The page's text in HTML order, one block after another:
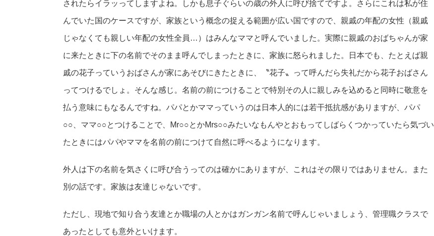
されたらイラッってしますよね。しかも息子ぐらいの歳の外人に呼び捨てですよ。さらにこれは私が住
んでいた国のケースですが、家族という概念の捉える範囲が広い国ですので、親戚の年配の女性（親戚
じゃなくても親しい年配の女性全員…）はみんなママと呼んでいました。実際に親戚のおばちゃんが家
に来たときに下の名前でそのまま呼んでしまったときに、家族に怒られました。日本でも、たとえば親
戚の花子っていうおばさんが家にあそびにきたときに、〝花子〟って呼んだら失礼だから花子おばさん
ってつけるでしょ。そんな感じ。名前の前につけることで特別その人に親しみを込めると同時に敬意を
払う意味にもなるんですね。パパとかママっていうのは日本人的には若干抵抗感がありますが、パパ
○○、ママ○○とつけることで、Mr○○とかMrs○○みたいなもんやとおもってしばらくつかっていたら気づい
たときにはパパやママを名前の前につけて自然に呼べるようになります。
外人は下の名前を気さくに呼び合うってのは確かにありますが、これはその限りではありません。また
別の話です。家族は友達じゃないです。
ただし、現地で知り合う友達とか職場の人とかはガンガン名前で呼んじゃいましょう、管理職クラスで
あったとしても意外といけます。